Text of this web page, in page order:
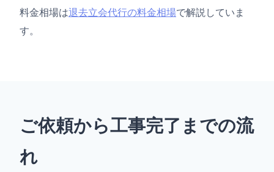
料金相場は退去立会代行の料金相場で解説していま
す。
ご依頼から工事完了までの流
れ